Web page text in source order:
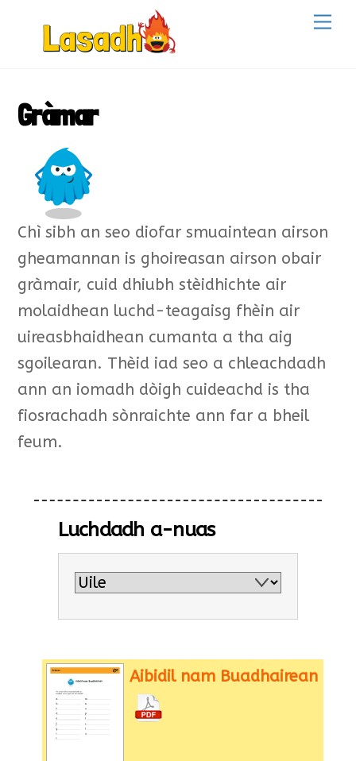
Gràmar
Chì sibh an seo diofar smuaintean airson
gheamannan is ghoireasan airson obair
gràmair, cuid dhiubh stèidhichte air
molaidhean luchd-teagaisg fhèin air
uireasbhaidhean cumanta a tha aig
sgoilearan. Thèid iad seo a chleachdadh
ann an iomadh dòigh cuideachd is tha
fiosrachadh sònraichte ann far a bheil
feum.
Luchdadh a-nuas
Aibidil nam Buadhairean